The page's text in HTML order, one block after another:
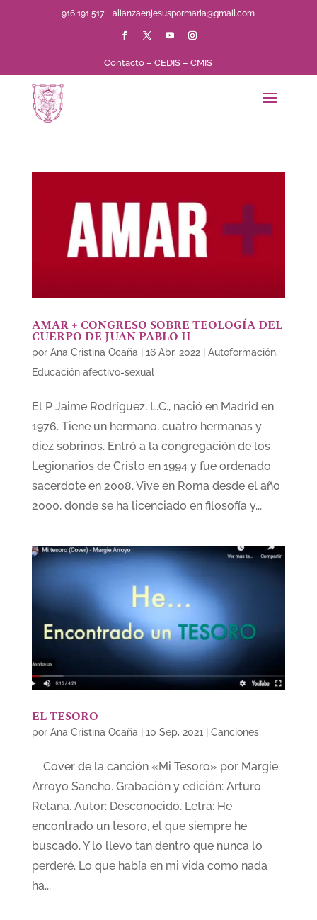
916 191 517alianzaenjesuspormaria@gmail.com
Contacto –CEDIS –CMIS
AMAR + CONGRESO SOBRE TEOLOGÍA DEL
CUERPO DE JUAN PABLO II
por Ana Cristina Ocaña | 16 Abr, 2022| Autoformación,
Educación afectivo-sexual
El P Jaime Rodríguez, L.C., nació en Madrid en
1976. Tiene un hermano, cuatro hermanas y
diez sobrinos. Entró a la congregación de los
Legionarios de Cristo en 1994 y fue ordenado
sacerdote en 2008. Vive en Roma desde el año
2000, donde se ha licenciado en filosofía y...
EL TESORO
por Ana Cristina Ocaña 10 Sep, 2021 Canciones
Cover de la canción «Mi Tesoro» por Margie
Arroyo Sancho. Grabación y edición: Arturo
Retana. Autor: Desconocido. Letra: He
encontrado un tesoro, el que siempre he
buscado. Y lo llevo tan dentro que nunca lo
perderé. Lo que había en mi vida como nada
ha...